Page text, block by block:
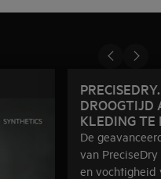
DROOGTIJD
KLEDING TE
De
van
en vochtigheid